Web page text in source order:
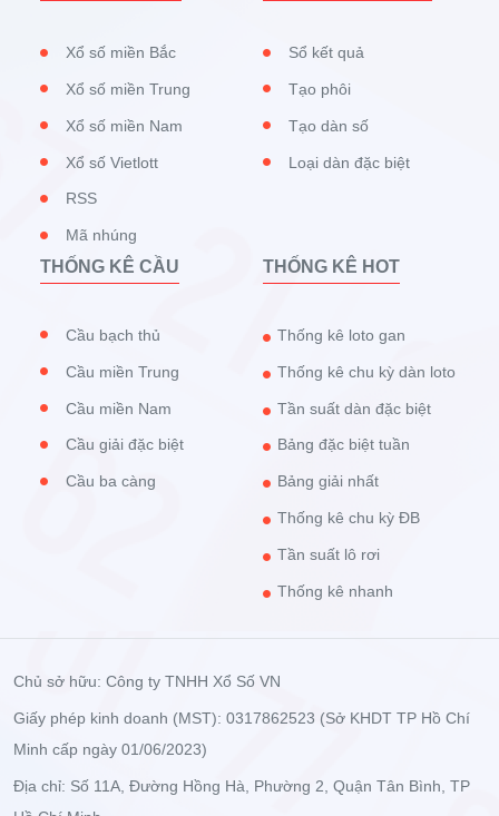
” trong danh mục này, bạn nhấn chọn “
”. Tại đây, bạn có thể dễ dàng nắm được tất cả những kết
quả Thống kê Tần suất lô tô đã được tổng hợp chi tiết trong
thời gian qua.
Đặc biệt, các bạn có thể tùy chỉnh thay đổi dữ liệu theo tỉnh,
tìm kiếm bảng thống kê như ý.
Hướng dẫn tra cứu bảng thống kê tần suất lôtô chi tiết
trên như sau:
- Các cột nằm ngang phía trên cùng biểu thị cho ngày, tháng
ngày tương ứng với cột ngày tháng. Ô nào không có số
nghĩa là ngày đó không về, còn ô có số màu đỏ là số đó về
- Cột dọc cuối cùng là tổng số lần xuất hiện của con số đó
mới nhất về xổ số. Hãy truy cập Xổ Số VN để có thêm nhiều
thông tin hữu ích nhé!
TK tần suất lô tô Quảng Bình. TK XSQB. TK tần suất lô tô
siêu chính xác. Xem thống kê tần suất lô tô Quảng Bình
Xổ số miền Bắc
Xổ số miền Trung
Xổ số miền Nam
Xổ số Vietlott
RSS
Mã nhúng
Sổ kết quả
Tạo phôi
Tạo dàn số
Loại dàn đặc biệt
THỐNG KÊ CẦU
Cầu bạch thủ
Cầu miền Trung
Cầu miền Nam
Cầu giải đặc biệt
Cầu ba càng
THỐNG KÊ HOT
Thống kê loto gan
Thống kê chu kỳ dàn loto
Tần suất dàn đặc biệt
Bảng đặc biệt tuần
Bảng giải nhất
Thống kê chu kỳ ĐB
Tần suất lô rơi
Thống kê nhanh
Chủ sở hữu: Công ty TNHH Xổ Số VN
Giấy phép kinh doanh (MST): 0317862523 (Sở KHDT TP Hồ Chí
Minh cấp ngày 01/06/2023)
Địa chỉ: Số 11A, Đường Hồng Hà, Phường 2, Quận Tân Bình, TP